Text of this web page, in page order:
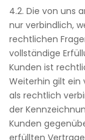
4.2. Die von uns
nur verbindlich,
rechtlichen
vollständige
Kunden ist
Weiterhin gilt ein
als rechtlich
der
Kunden
erfüllten